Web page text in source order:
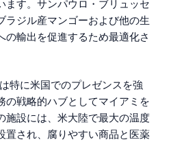
ます。サンパウロ・ブリュッセ
ラジル産マンゴーおよび他の生
の輸出を促進するため最適化さ
特に米国でのプレゼンスを強
の戦略的ハブとしてマイアミを
施設には、米大陸で最大の温度
置され、腐りやすい商品と医薬